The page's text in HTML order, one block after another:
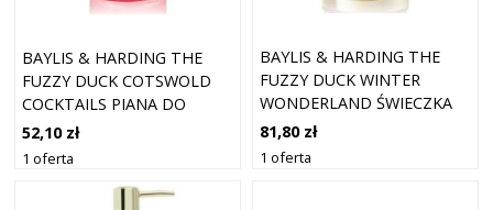
BAYLIS & HARDING THE
FUZZY DUCK COTSWOLD
COCKTAILS PIANA DO
KĄPIELI EDYCJA
UPOMINKOWA ZAPACHY
52,10 zł
1 oferta
BAYLIS & HARDING THE
FUZZY DUCK WINTER
WONDERLAND ŚWIECZKA
ZAPACHOWA ZAPACHY
CRANBERRY 390 G
81,80 zł
1 oferta